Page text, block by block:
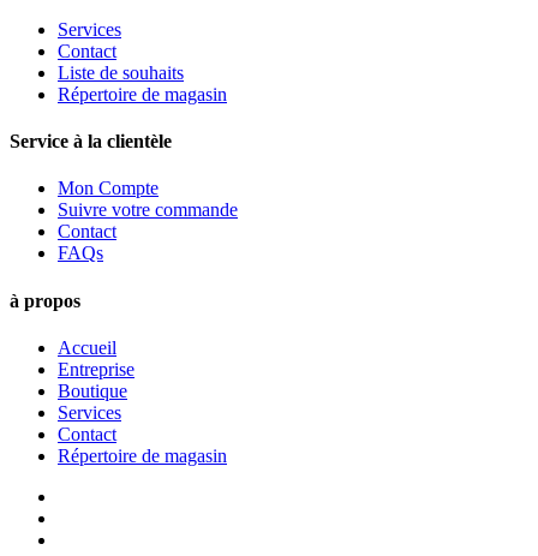
Services
Contact
Liste de souhaits
Répertoire de magasin
Service à la clientèle
Mon Compte
Suivre votre commande
Contact
FAQs
à propos
Accueil
Entreprise
Boutique
Services
Contact
Répertoire de magasin